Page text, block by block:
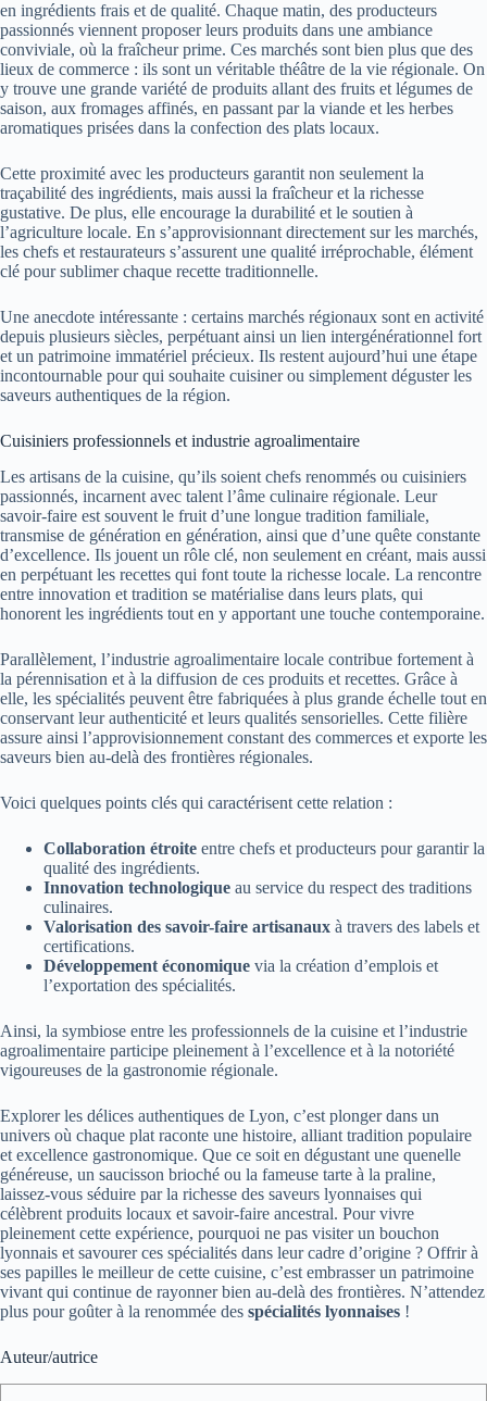
en ingrédients frais et de qualité. Chaque matin, des producteurs
passionnés viennent proposer leurs produits dans une ambiance
conviviale, où la fraîcheur prime. Ces marchés sont bien plus que des
lieux de commerce : ils sont un véritable théâtre de la vie régionale. On
y trouve une grande variété de produits allant des fruits et légumes de
saison, aux fromages affinés, en passant par la viande et les herbes
aromatiques prisées dans la confection des plats locaux.
Cette proximité avec les producteurs garantit non seulement la
traçabilité des ingrédients, mais aussi la fraîcheur et la richesse
gustative. De plus, elle encourage la durabilité et le soutien à
l’agriculture locale. En s’approvisionnant directement sur les marchés,
les chefs et restaurateurs s’assurent une qualité irréprochable, élément
clé pour sublimer chaque recette traditionnelle.
Une anecdote intéressante : certains marchés régionaux sont en activité
depuis plusieurs siècles, perpétuant ainsi un lien intergénérationnel fort
et un patrimoine immatériel précieux. Ils restent aujourd’hui une étape
incontournable pour qui souhaite cuisiner ou simplement déguster les
saveurs authentiques de la région.
Cuisiniers professionnels et industrie agroalimentaire
Les artisans de la cuisine, qu’ils soient chefs renommés ou cuisiniers
passionnés, incarnent avec talent l’âme culinaire régionale. Leur
savoir-faire est souvent le fruit d’une longue tradition familiale,
transmise de génération en génération, ainsi que d’une quête constante
d’excellence. Ils jouent un rôle clé, non seulement en créant, mais aussi
en perpétuant les recettes qui font toute la richesse locale. La rencontre
entre innovation et tradition se matérialise dans leurs plats, qui
honorent les ingrédients tout en y apportant une touche contemporaine.
Parallèlement, l’industrie agroalimentaire locale contribue fortement à
la pérennisation et à la diffusion de ces produits et recettes. Grâce à
elle, les spécialités peuvent être fabriquées à plus grande échelle tout en
conservant leur authenticité et leurs qualités sensorielles. Cette filière
assure ainsi l’approvisionnement constant des commerces et exporte les
saveurs bien au-delà des frontières régionales.
Voici quelques points clés qui caractérisent cette relation :
Collaboration étroite entre chefs et producteurs pour garantir la
qualité des ingrédients.
Innovation technologique au service du respect des traditions
culinaires.
Valorisation des savoir-faire artisanaux à travers des labels et
certifications.
Développement économique via la création d’emplois et
l’exportation des spécialités.
Ainsi, la symbiose entre les professionnels de la cuisine et l’industrie
agroalimentaire participe pleinement à l’excellence et à la notoriété
vigoureuses de la gastronomie régionale.
Explorer les délices authentiques de Lyon, c’est plonger dans un
univers où chaque plat raconte une histoire, alliant tradition populaire
et excellence gastronomique. Que ce soit en dégustant une quenelle
généreuse, un saucisson brioché ou la fameuse tarte à la praline,
laissez-vous séduire par la richesse des saveurs lyonnaises qui
célèbrent produits locaux et savoir-faire ancestral. Pour vivre
pleinement cette expérience, pourquoi ne pas visiter un bouchon
lyonnais et savourer ces spécialités dans leur cadre d’origine ? Offrir à
ses papilles le meilleur de cette cuisine, c’est embrasser un patrimoine
vivant qui continue de rayonner bien au-delà des frontières. N’attendez
plus pour goûter à la renommée des spécialités lyonnaises !
Auteur/autrice